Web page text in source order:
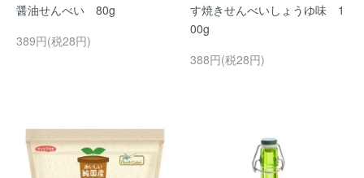
醤油せんべい 80g
389円(税28円)
す焼きせんべいしょうゆ味 1
00g
388円(税28円)